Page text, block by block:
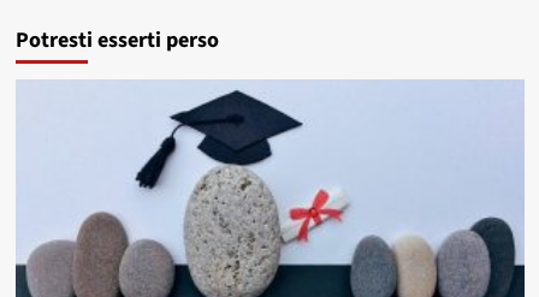
Potresti esserti perso